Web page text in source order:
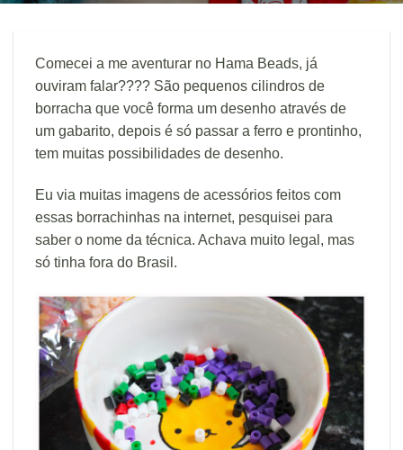
Comecei a me aventurar no Hama Beads, já
ouviram falar???? São pequenos cilindros de
borracha que você forma um desenho através de
um gabarito, depois é só passar a ferro e prontinho,
tem muitas possibilidades de desenho.
Eu via muitas imagens de acessórios feitos com
essas borrachinhas na internet, pesquisei para
saber o nome da técnica. Achava muito legal, mas
só tinha fora do Brasil.